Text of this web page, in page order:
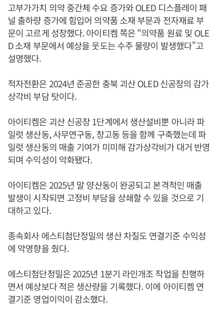
고부가가치 의약 중간체 수요 증가와 OLED 디스플레이 패
널 출하량 증가에 힘입어 의약품 소재 부문과 전자재료 부
문이 고르게 성장했다. 아이티켐 쪽은 “의약품 원료 및 OLE
D 소재 부문에서 예상을 웃도는 수주 물량이 발생했다”고
설명했다.
적자전환은 2024년 준공한 충북 괴산 OLED 신공장의 감가
상각비 부담 탓이다.
아이티켐은 괴산 신공장 1단계에서 생산설비뿐 아니라 파
일럿 생산동, 사무연구동, 창고동 등을 함께 구축했는데 파
일럿 생산동의 매출 기여가 미미해 감가상각비가 대거 반영
되며 수익성이 악화됐다.
아이티켐은 2025년 말 양산동이 완공되고 본격적인 매출
발생이 시작되면 고정비 부담을 상쇄할 수 있을 것으로 기
대하고 있다.
종속회사 에스티첨단정밀의 생산 차질도 연결기준 수익성
에 악영향을 줬다.
에스티첨단정밀은 2025년 1분기 라인개조 작업을 진행하
면서 예상보다 적은 생산량을 기록했다. 이에 아이티켐 연
결기준 영업이익이 감소했다.